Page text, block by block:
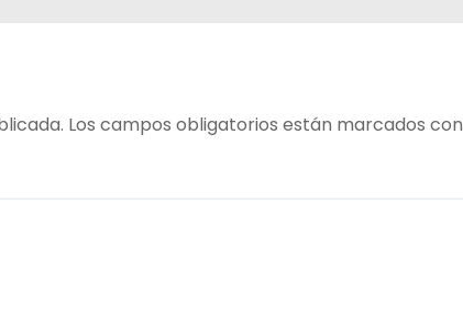
Los campos obligatorios están marcados con